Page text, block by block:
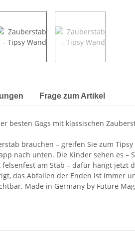
Frage zum Artikel
besten Gags mit klassischen
brauchen – greifen Sie zum
nach unten. Die Kinder sehen es
am Stab – dafür hängt
das Abfallen der Enden ist immer
Made in Germany by Future